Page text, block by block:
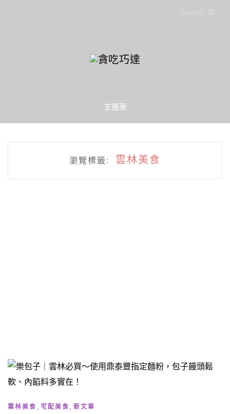
主選單
瀏覽標籤: 雲林美食
雲林美食 宅配美食 新文章